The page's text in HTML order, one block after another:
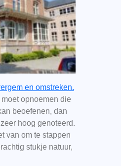
en omstreken.
opnoemen die
beoefenen, dan
hoog genoteerd.
van om te stappen
stukje natuur,